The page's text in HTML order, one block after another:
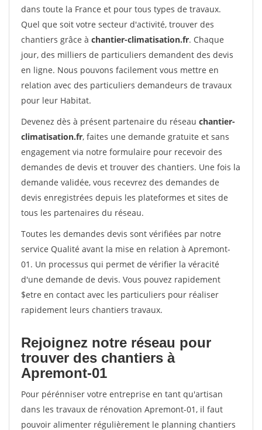
dans toute la France et pour tous types de travaux.
Quel que soit votre secteur d'activité, trouver des
chantiers grâce à chantier-climatisation.fr. Chaque
jour, des milliers de particuliers demandent des devis
en ligne. Nous pouvons facilement vous mettre en
relation avec des particuliers demandeurs de travaux
pour leur Habitat.
Devenez dès à présent partenaire du réseau chantier-
climatisation.fr, faites une demande gratuite et sans
engagement via notre formulaire pour recevoir des
demandes de devis et trouver des chantiers. Une fois la
demande validée, vous recevrez des demandes de
devis enregistrées depuis les plateformes et sites de
tous les partenaires du réseau.
Toutes les demandes devis sont vérifiées par notre
service Qualité avant la mise en relation à Apremont-
01. Un processus qui permet de vérifier la véracité
d'une demande de devis. Vous pouvez rapidement
$etre en contact avec les particuliers pour réaliser
rapidement leurs chantiers travaux.
Rejoignez notre réseau pour
trouver des chantiers à
Apremont-01
Pour pérénniser votre entreprise en tant qu'artisan
dans les travaux de rénovation Apremont-01, il faut
pouvoir alimenter régulièrement le planning chantiers